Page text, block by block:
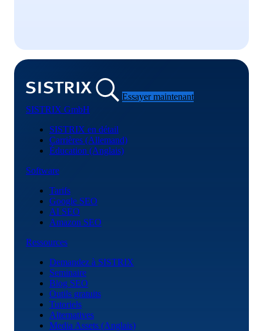
Essayer maintenant
SISTRIX GmbH
SISTRIX en détail
Carrières (Allemand)
Éducation (Anglais)
Software
Tarifs
Google SEO
AI SEO
Amazon SEO
Ressources
Demandez à SISTRIX
Seminaire
Blog SEO
Outils gratuits
Tutoriels
Alternatives
Media Assets (Anglais)